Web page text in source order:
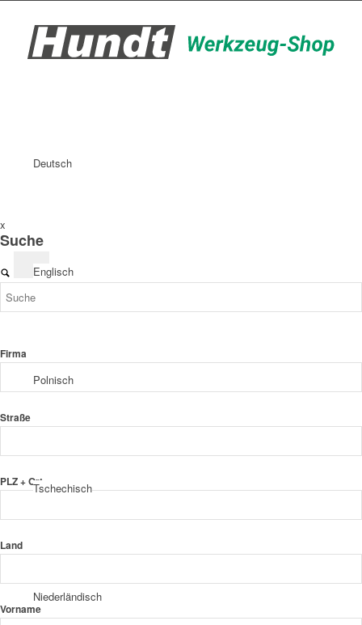
Deutsch
Englisch
Polnisch
Tschechisch
Niederländisch
x
Suche
Firma
Straße
PLZ + Ort
Land
Vorname